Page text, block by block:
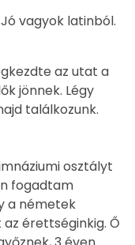
vagyok latinból.
az utat a
jönnek. Légy
találkozunk.
osztályt
fogadtam
a németek
érettséginkig. Ő